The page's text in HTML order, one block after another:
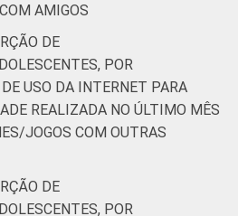
AMIGOS
DE
POR
USO DA INTERNET PARA
REALIZADA NO ÚLTIMO MÊS
JOGOS COM OUTRAS
DE
POR